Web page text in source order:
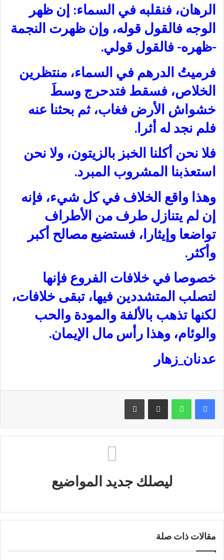
الرهان، فنقلبه في السماء: إن ظهر
الوجه فالقول قوله، وإن ظهرت النجمة
-ظهره- فالقول قولي.
فرميتُ الدرهم في السماء، منتظرين
الخلاص، فسقط فتدحرج وسطَ
خشواش الأرض فغاب، ثم بحثنا عنه
فلم نجد له أثرا.
فلا نحن أكلنا الخبز بالزيتون، ولا نحن
استعذبنا المشروب المبرد.
وهذا واقع الخلاف في كل شيء، فإنه
إن لم يتنازل طرف من الأطراف
تواضعا وإيثارا، فستضيع مصالح أكبر
وأكثر.
خصوصا في خلافات الفروع فإنها
لتصلب المتشددين فيها، تبقى خلافات،
لكنها تذهب بالألفة والمودة والحب
والوئام، وهذا رأس مال الإيمان.
عدنان_زهار
مشاركة عبر البريد
ليصلك جديد المواضيع
مقالات ذات صلة